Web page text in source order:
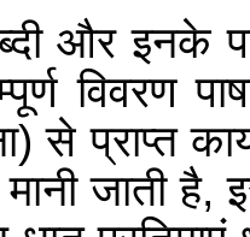
और इनके
विवरण
से प्राप्त
मानी जाती